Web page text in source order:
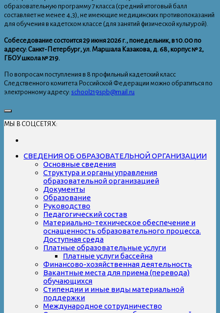
образовательную программу 7 класса (средний итоговый балл
составляет не менее 4,3), не имеющие медицинских противопоказаний
для обучения в кадетском классе (для занятий физической культурой).
Собеседование состоится 29 июня 2026 г., понедельник, в 10.00 по
адресу: Санкт-Петербург, ул. Маршала Казакова, д. 68, корпус № 2,
ГБОУ школа № 219.
По вопросам поступления в 8 профильный кадетский класс
Следственного комитета Российской Федерации можно обратиться по
электронному адресу: school219spb@mail.ru
МЫ В СОЦСЕТЯХ:
СВЕДЕНИЯ ОБ ОБРАЗОВАТЕЛЬНОЙ ОРГАНИЗАЦИИ
Основные сведения
Структура и органы управления
образовательной организацией
Документы
Образование
Руководство
Педагогический состав
Материально-техническое обеспечение и
оснащенность образовательного процесса.
Доступная среда
Платные образовательные услуги
Платные услуги бассейна
Финансово-хозяйственная деятельность
Вакантные места для приема (перевода)
обучающихся
Стипендии и иные виды материальной
поддержки
Международное сотрудничество